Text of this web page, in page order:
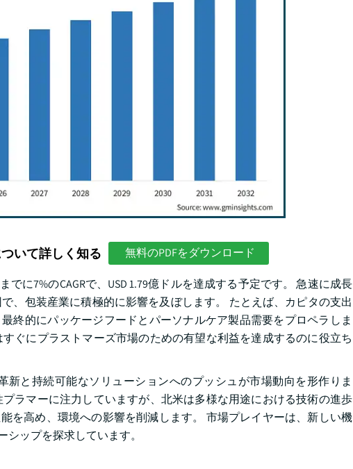
いて詳しく知る 無料のPDFをダウンロード
に7%のCAGRで、USD 1.79億ドルを達成する予定です。 急速に成長
、包装産業に積極的に影響を及ぼします。 たとえば、カピタの支出
終的にパッケージフードとパーソナルケア製品需要をプロペラしま
ぐにプラストマーズ市場のための有望な利益を達成するのに役立ち
と持続可能なソリューションへのプッシュが市場動向を形作りま
ラマーに注力していますが、北米は多様な用途における技術の進歩
を高め、環境への影響を削減します。 市場プレイヤーは、新しい機
ップを探求しています。